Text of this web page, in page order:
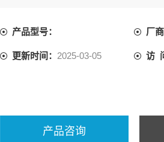
产品型号： 厂
更新时间： 2025-03-05 访
产品咨询